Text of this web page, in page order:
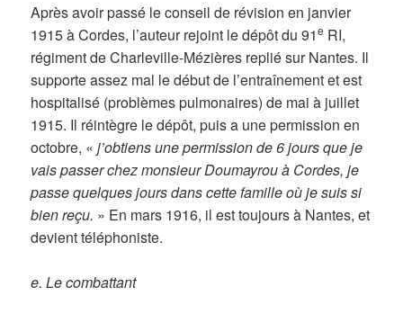
Après avoir passé le conseil de révision en janvier
1915 à Cordes, l’auteur rejoint le dépôt du 91e RI,
régiment de Charleville-Mézières replié sur Nantes. Il
supporte assez mal le début de l’entraînement et est
hospitalisé (problèmes pulmonaires) de mai à juillet
1915. Il réintègre le dépôt, puis a une permission en
octobre, «j’obtiens une permission de 6 jours que je
vais passer chez monsieur Doumayrou à Cordes, je
passe quelques jours dans cette famille où je suis si
bien reçu. » En mars 1916, il est toujours à Nantes, et
devient téléphoniste.
e. Le combattant